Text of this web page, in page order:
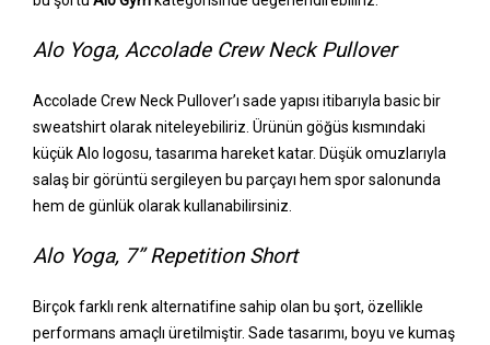
Alo Yoga, Accolade Crew Neck Pullover
Accolade Crew Neck Pullover’ı sade yapısı itibarıyla basic bir
sweatshirt olarak niteleyebiliriz. Ürünün göğüs kısmındaki
küçük Alo logosu, tasarıma hareket katar. Düşük omuzlarıyla
salaş bir görüntü sergileyen bu parçayı hem spor salonunda
hem de günlük olarak kullanabilirsiniz.
Alo Yoga, 7’’ Repetition Short
Birçok farklı renk alternatifine sahip olan bu şort, özellikle
performans amaçlı üretilmiştir. Sade tasarımı, boyu ve kumaş